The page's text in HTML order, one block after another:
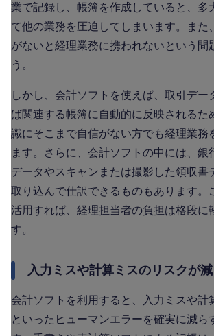
業で記録し、帳簿を作成していると、多
て他の業務を圧迫してしまいます。また
がないと経理業務に携われないという問
う。
しかし、会計ソフトを使えば、取引デー
ば関連する帳簿に自動的に反映されるた
識にそこまで自信がない方でも経理業務
ます。さらに、会計ソフトの中には、銀
データやスキャンまたは撮影した領収書
取り込んで仕訳できるものもあります。
活用すれば、経理担当者の負担は格段に
す。
入力ミスや計算ミスのリスクが
会計ソフトを利用すると、入力ミスや計
といったヒューマンエラーを確実に減ら